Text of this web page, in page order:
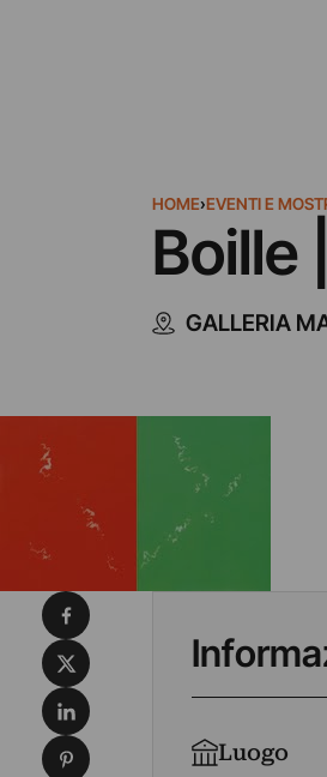
HOME›EVENTI E
Boille
GALLERIA
Luogo
Condividi su Facebook
Condividi su X
Condividi su LinkedIn
Condividi su Pinterest